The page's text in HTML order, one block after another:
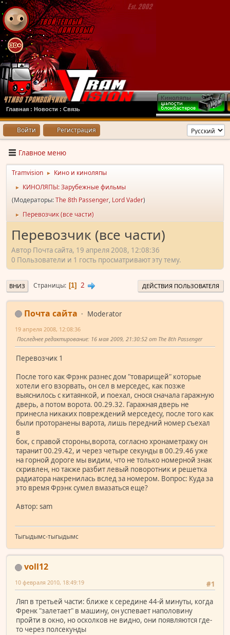
Главная : Новости : Связь
Войти Регистрация
Главное меню
Tramvision ► Кино и киноляпы
►
КИНОЛЯПЫ: Зарубежные фильмы
(Модераторы:The 8th Passenger, Lord Vader)
► Перевозчик (все части)
Перевозчик (все части)
Автор Почта сайта, 19 апреля 2008, 12:08:36
0 Пользователи и 1 гость просматривают эту тему.
ВНИЗ Страницы 1 2 ДЕЙСТВИЯ ПОЛЬЗОВАТЕЛЯ
Почта сайта Moderator
19 апреля 2008, 12:08:36
Последнее редактирование: 16 мая 2009, 21:30:52 от The 8th Passenger
Перевозчик 1
После того как Фрэнк разнес дом "товарищей" которые
хотели его взорвать, он сел в мерседес, как позже
выяснилось с китаянкой, и поехал, снося сначала гаражную
дверь, а потом ворота. 00.29.32. Гаражная дверь не
принесла никаких повреждений мерседесу, после того как
были проторанены варота, лишь передний номер съехал
в
бок, с правой стороны,ворота, согласно хронаметражу он
таранит 00.29.42, и через четыре секунды в 00.29.46 уже
на горной дороге мы видим, что не только номерной знак
скривлен, но также разбит левый поворотник и решетка
радиатора накренилась вслед за номером. Вопрос: Куда за
это время Фрэнк сумел вмазаться еще?
Автор: sam
Тыгыдымс-тыгыдымс
voll12
#1
10 февраля 2010, 18:49:19
Ляп в третьей части: ближе к середине 44-й минуты, когда
Френк "залетает" в машину, он успевает наполовину
пройти в окно, но осколков не видно, они появляются где-
то через полсекунды